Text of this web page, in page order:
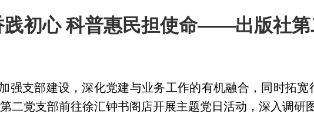
践初心 科普惠民担使命——出版社第
强支部建设，深化党建与业务工作的有机融合，同时拓
二党支部前往徐汇钟书阁店开展主题党日活动，深入调研